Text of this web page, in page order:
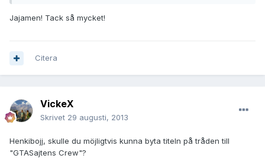
Jajamen! Tack så mycket!
Citera
VickeX
Skrivet 29 augusti, 2013
Henkibojj, skulle du möjligtvis kunna byta titeln på tråden till
"GTASajtens Crew"?